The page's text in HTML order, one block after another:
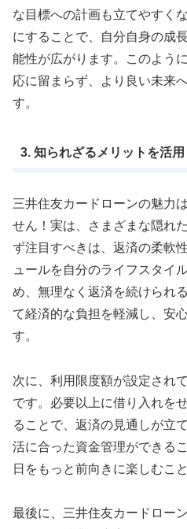
な目標への計画も立てやすく
にすることで、自分自身の成
能性が広がります。このよう
応に留まらず、より良い未来
す。
3. 知られざるメリットを活用
三井住友カードローンの魅力
せん！実は、さまざまな隠れ
ず注目すべきは、返済の柔軟
ュールを自分のライフスタイ
め、無理なく返済を続けられ
て経済的な負担を軽減し、安
す。
次に、利用限度額が設定され
です。必要以上に借り入れを
ることで、返済の見通しが立
活に合った資金管理ができる
日をもっと前向きに楽しむこ
最後に、三井住友カードロー